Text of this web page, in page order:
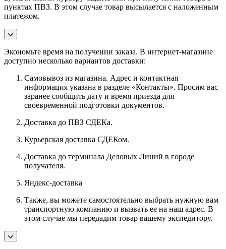
пунктах ПВЗ. В этом случае товар высылается с наложенным
платежом.
Экономьте время на получении заказа. В интернет-магазине
доступно несколько вариантов доставки:
Самовывоз из магазина. Адрес и контактная
информация указана в разделе «Контакты». Просим вас
заранее сообщить дату и время приезда для
своевременной подготовки документов.
Доставка до ПВЗ СДЕКа.
Курьерская доставка СДЕКом.
Доставка до терминала Деловых Линий в городе
получателя.
Яндекс-доставка
Также, вы можете самостоятельно выбрать нужную вам
транспортную компанию и вызвать ее на наш адрес. В
этом случае мы передадим товар вашему экспедитору.